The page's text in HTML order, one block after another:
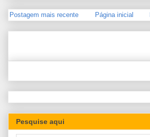
Postagem mais recente Página inicial
Pesquise aqui